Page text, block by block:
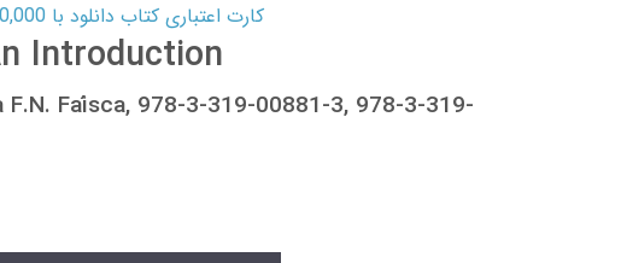
کارت اعتباری کتاب دانلود با 10,000,000 اعتبار دانلود کتاب! کلیک کنید
Introduction
Faísca, 978-3-319-00881-3, 978-3-319-